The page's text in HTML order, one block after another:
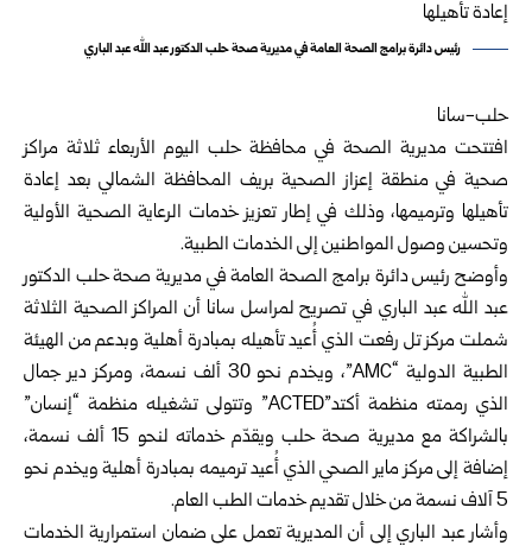
رئيس دائرة برامج الصحة العامة في مديرية صحة حلب الدكتور عبد الله عبد الباري
حلب-سانا
افتتحت مديرية الصحة في محافظة حلب اليوم الأربعاء ثلاثة مراكز
صحية في منطقة إعزاز الصحية بريف المحافظة الشمالي بعد إعادة
تأهيلها وترميمها، وذلك في إطار تعزيز خدمات الرعاية الصحية الأولية
وتحسين وصول المواطنين إلى الخدمات الطبية.
وأوضح رئيس دائرة برامج الصحة العامة في مديرية صحة حلب الدكتور
عبد الله عبد الباري في تصريح لمراسل سانا أن المراكز الصحية الثلاثة
شملت مركز تل رفعت الذي أُعيد تأهيله بمبادرة أهلية وبدعم من الهيئة
الطبية الدولية “AMC”، ويخدم نحو 30 ألف نسمة، ومركز دير جمال
الذي رممته منظمة أكتد”ACTED” وتتولى تشغيله منظمة “إنسان”
بالشراكة مع مديرية صحة حلب ويقدّم خدماته لنحو 15 ألف نسمة،
إضافة إلى مركز ماير الصحي الذي أُعيد ترميمه بمبادرة أهلية ويخدم نحو
5 آلاف نسمة من خلال تقديم خدمات الطب العام.
وأشار عبد الباري إلى أن المديرية تعمل على ضمان استمرارية الخدمات